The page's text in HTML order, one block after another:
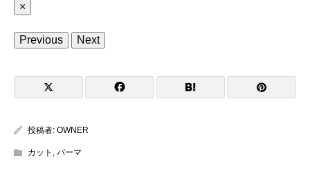
×
Previous Next
投稿者: OWNER
カット , パーマ